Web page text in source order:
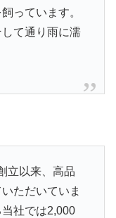
っています。
て通り雨に濡
立以来、高品
ただいていま
社では2,000